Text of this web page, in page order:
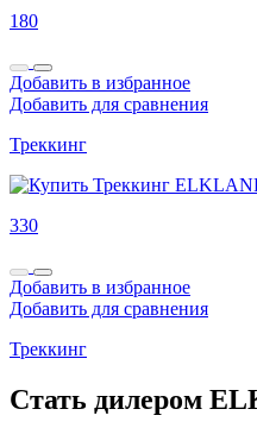
180
Добавить в избранное
Добавить для сравнения
Треккинг
330
Добавить в избранное
Добавить для сравнения
Треккинг
Стать дилером